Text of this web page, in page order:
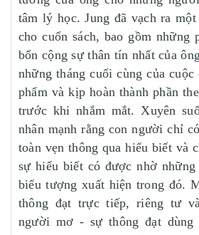
tâm lý học. Jung đã vạch ra
cho cuốn sách, bao gồm những
bốn cộng sự thân tín nhất của
những tháng cuối cùng của
phẩm và kịp hoàn thành phần
trước khi nhắm mắt. Xuyên
nhân mạnh rằng con người chỉ
toàn vẹn thông qua hiểu biết và
sự hiểu biết có được nhờ
biểu tượng xuất hiện trong đó.
thông đạt trực tiếp, riêng tư
người mơ - sự thông đạt dùng